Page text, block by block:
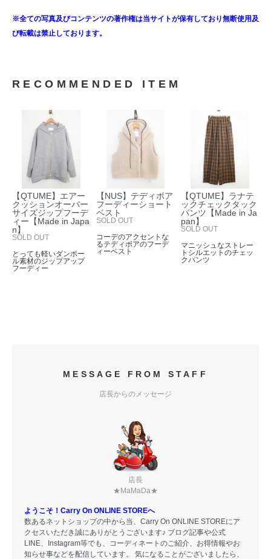
※全ての写真及びコンテンツの著作権は当サイトが保有しており無断使用及
び転載は禁止しております。
RECOMMENDED ITEM
【QTUME】エアー
クッションオーバー
サイズジップフーデ
ィー【Made in Japa
n】
SOLD OUT
とっても軽いダンボー
ル素材のジップアップ
フーディー
【NUS】テディボア
フーディーショート
ベスト
SOLD OUT
コーデのアクセントな
るテディボアのフーデ
ィーベスト
【QTUME】ラナテ
ックチェックタック
パンツ【Made in Ja
pan】
SOLD OUT
マニッシュなストレー
トシルエットのチェッ
クパンツ
MESSAGE FROM STAFF
店長からのメッセージ
店長
★MaMaDa★
ようこそ！Carry On ONLINE STOREへ
数あるネットショップの中から当、Carry On ONLINE STOREにア
クセスいただき誠にありがとうございます♪ ブログ記事や公式
LINE、Instagram等でも、コーディネートのご紹介、お得情報やお
知らせ事などを配信しています。 気になることがございましたら、